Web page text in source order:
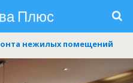
Плюс
нежилых помещений